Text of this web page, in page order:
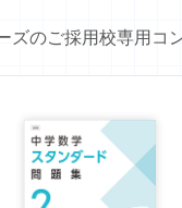
ズのご採用校専用コ